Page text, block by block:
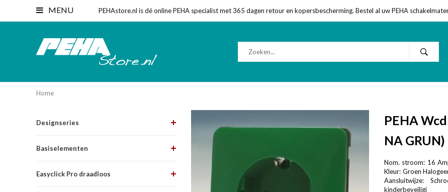
MENU PEHAstore.nl is dé online PEHA specialist met 365 dagen retour en kopersbescherming. Bestel al uw PEHA
Home
Designseries
Basiselementen
Easyclick Pro draadloos
PEHA
NA GRUN)
Nom. stroom: 16
Kleur: Groen
Aansluitwijze:
kinderbeveiligi